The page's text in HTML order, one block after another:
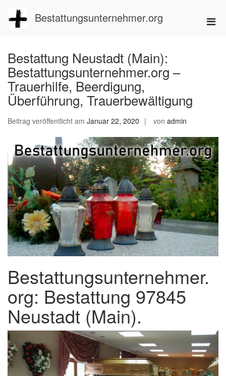
Inhalt
springen
Bestattungsunternehmer.org
Bestattung Neustadt (Main):
Bestattungsunternehmer.org –
Trauerhilfe, Beerdigung,
Überführung, Trauerbewältigung
Beitrag veröffentlicht am Januar 22, 2020 von admin
Bestattungsunternehmer.
org: Bestattung 97845
Neustadt (Main).